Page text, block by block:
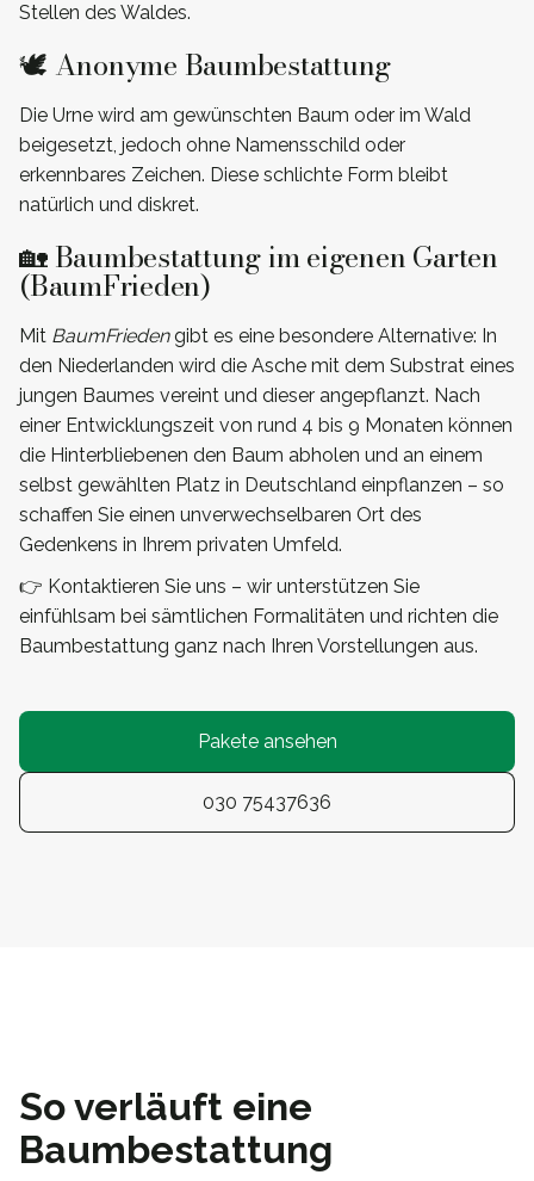
Stellen des Waldes.
🕊️ Anonyme Baumbestattung
Die Urne wird am gewünschten Baum oder im Wald
beigesetzt, jedoch ohne Namensschild oder
erkennbares Zeichen. Diese schlichte Form bleibt
natürlich und diskret.
🏡 Baumbestattung im eigenen Garten
(BaumFrieden)
Mit BaumFriedengibt es eine besondere Alternative: In
den Niederlanden wird die Asche mit dem Substrat eines
jungen Baumes vereint und dieser angepflanzt. Nach
einer Entwicklungszeit von rund 4 bis 9 Monaten können
die Hinterbliebenen den Baum abholen und an einem
selbst gewählten Platz in Deutschland einpflanzen – so
schaffen Sie einen unverwechselbaren Ort des
Gedenkens in Ihrem privaten Umfeld.
👉 Kontaktieren Sie uns – wir unterstützen Sie
einfühlsam bei sämtlichen Formalitäten und richten die
Baumbestattung ganz nach Ihren Vorstellungen aus.
Pakete ansehen
030 75437636
So verläuft eine
Baumbestattung